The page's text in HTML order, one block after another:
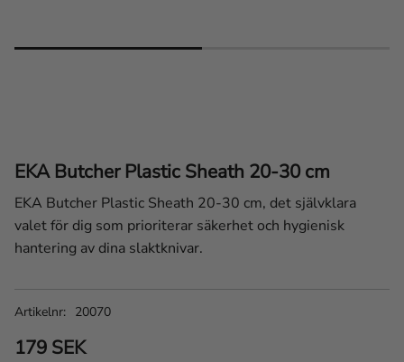
EKA Butcher Plastic Sheath 20-30 cm
EKA Butcher Plastic Sheath 20-30 cm, det självklara
valet för dig som prioriterar säkerhet och hygienisk
hantering av dina slaktknivar.
179 SEK
Artikelnr 20070